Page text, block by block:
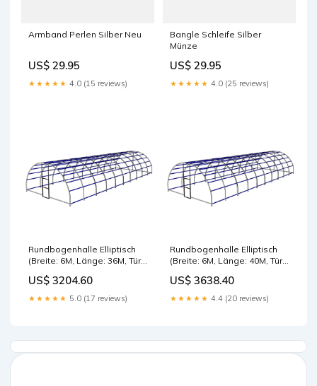
Armband Perlen Silber Neu
US$ 29.95
★★★★★ 4.0 (15 reviews)
Bangle Schleife Silber
Münze
US$ 29.95
★★★★★ 4.0 (25 reviews)
Rundbogenhalle Elliptisch
(Breite: 6M, Länge: 36M, Tür:
Gewächshaus
US$ 3204.60
★★★★★ 5.0 (17 reviews)
Rundbogenhalle Elliptisch
(Breite: 6M, Länge: 40M, Tür:
Bizophole
US$ 3638.40
★★★★★ 4.4 (20 reviews)